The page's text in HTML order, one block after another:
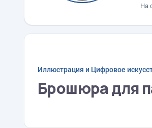
На
Иллюстрация и Цифровое
Брошюра для